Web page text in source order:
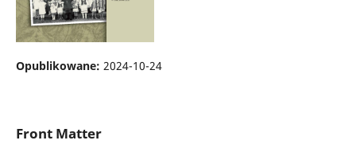
Opublikowane: 2024-10-24
Front Matter